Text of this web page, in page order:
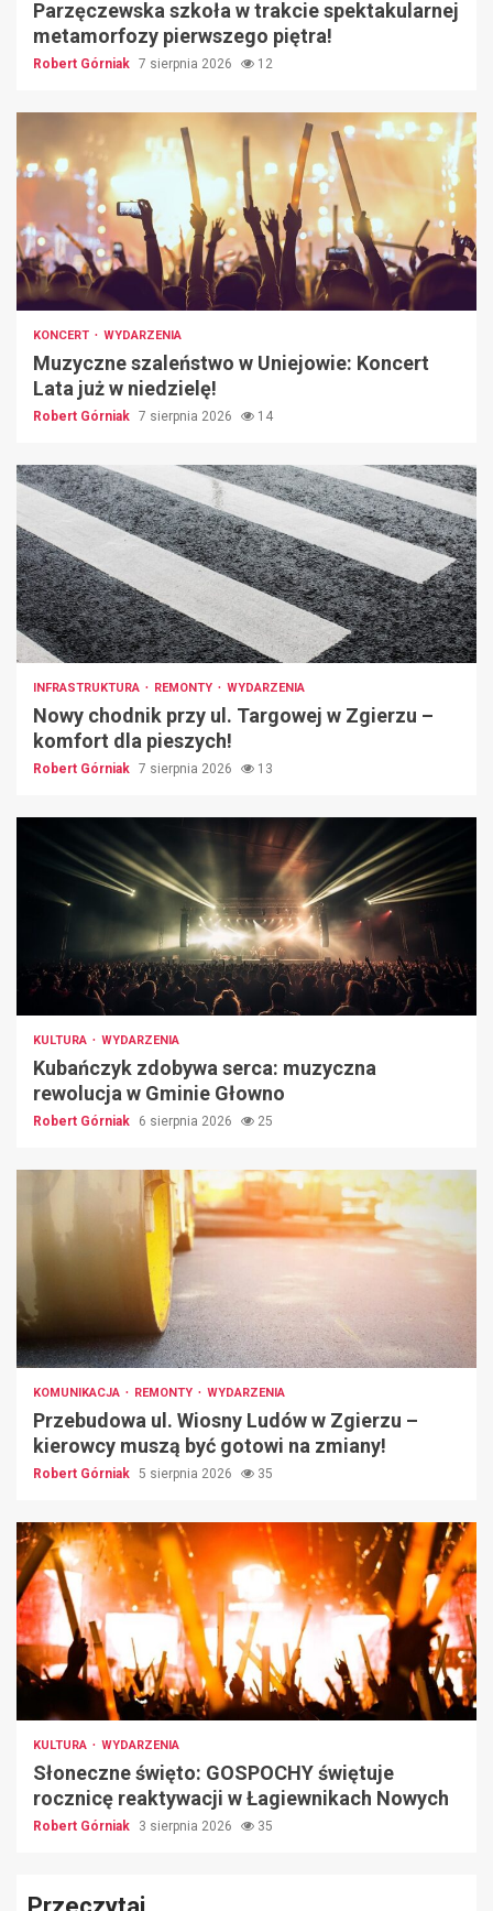
Parzęczewska szkoła w trakcie spektakularnej
metamorfozy pierwszego piętra!
Robert Górniak 7 sierpnia 2026 12
KONCERT WYDARZENIA
Muzyczne szaleństwo w Uniejowie: Koncert
Lata już w niedzielę!
Robert Górniak 7 sierpnia 2026 14
INFRASTRUKTURA REMONTY WYDARZENIA
Nowy chodnik przy ul. Targowej w Zgierzu –
komfort dla pieszych!
Robert Górniak 7 sierpnia 2026 13
KULTURA WYDARZENIA
Kubańczyk zdobywa serca: muzyczna
rewolucja w Gminie Głowno
Robert Górniak 6 sierpnia 2026 25
KOMUNIKACJA REMONTY WYDARZENIA
Przebudowa ul. Wiosny Ludów w Zgierzu –
kierowcy muszą być gotowi na zmiany!
Robert Górniak 5 sierpnia 2026 35
KULTURA WYDARZENIA
Słoneczne święto: GOSPOCHY świętuje
rocznicę reaktywacji w Łagiewnikach Nowych
Robert Górniak 3 sierpnia 2026 35